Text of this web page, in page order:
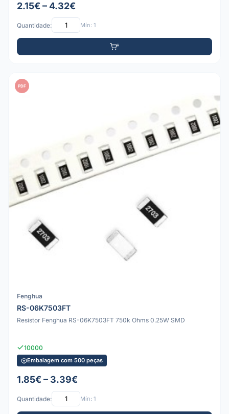
2.15€ – 4.32€
Quantidade: Mín: 1
PDF
Fenghua
RS-06K7503FT
Resistor Fenghua RS-06K7503FT 750k Ohms 0.25W SMD
10000
Embalagem com 500 peças
1.85€ – 3.39€
Quantidade: Mín: 1